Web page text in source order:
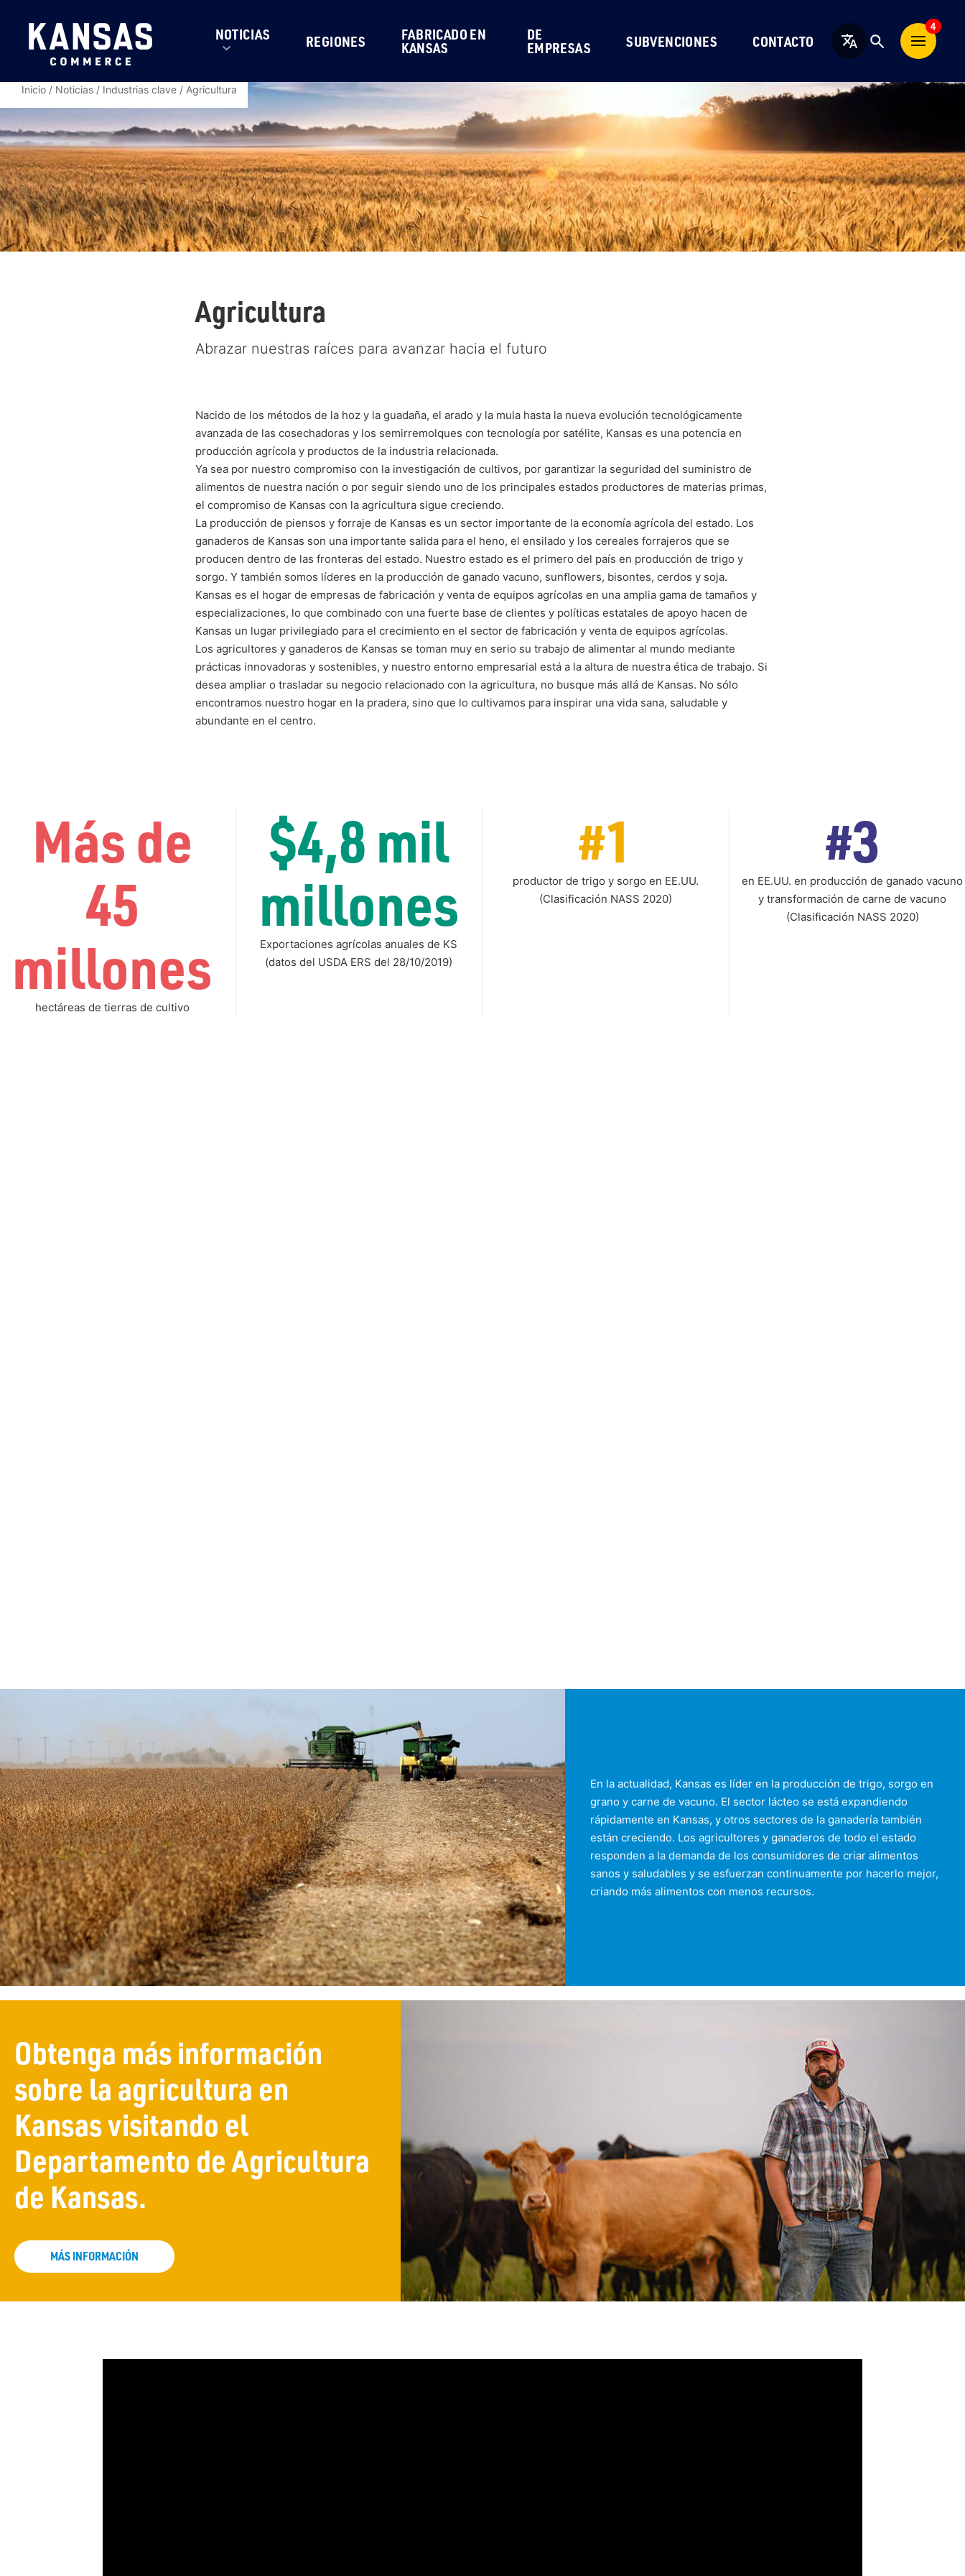
NOTICIAS REGIONES FABRICADO EN
KANSAS
DE
EMPRESAS SUBVENCIONES CONTACTO Español
4
Inicio / Noticias / Industrias clave / Agricultura
Agricultura
Abrazar nuestras raíces para avanzar hacia el futuro
Nacido de los métodos de la hoz y la guadaña, el arado y la mula hasta la nueva evolución tecnológicamente
avanzada de las cosechadoras y los semirremolques con tecnología por satélite, Kansas es una potencia en
producción agrícola y productos de la industria relacionada.
Ya sea por nuestro compromiso con la investigación de cultivos, por garantizar la seguridad del suministro de
alimentos de nuestra nación o por seguir siendo uno de los principales estados productores de materias primas,
el compromiso de Kansas con la agricultura sigue creciendo.
La producción de piensos y forraje de Kansas es un sector importante de la economía agrícola del estado. Los
ganaderos de Kansas son una importante salida para el heno, el ensilado y los cereales forrajeros que se
producen dentro de las fronteras del estado. Nuestro estado es el primero del país en producción de trigo y
sorgo. Y también somos líderes en la producción de ganado vacuno, sunﬂowers, bisontes, cerdos y soja.
Kansas es el hogar de empresas de fabricación y venta de equipos agrícolas en una amplia gama de tamaños y
especializaciones, lo que combinado con una fuerte base de clientes y políticas estatales de apoyo hacen de
Kansas un lugar privilegiado para el crecimiento en el sector de fabricación y venta de equipos agrícolas.
Los agricultores y ganaderos de Kansas se toman muy en serio su trabajo de alimentar al mundo mediante
prácticas innovadoras y sostenibles, y nuestro entorno empresarial está a la altura de nuestra ética de trabajo. Si
desea ampliar o trasladar su negocio relacionado con la agricultura, no busque más allá de Kansas. No sólo
encontramos nuestro hogar en la pradera, sino que lo cultivamos para inspirar una vida sana, saludable y
abundante en el centro.
Más de
45
millones
hectáreas de tierras de cultivo
$4,8 mil
millones
Exportaciones agrícolas anuales de KS
(datos del USDA ERS del 28/10/2019)
#1
productor de trigo y sorgo en EE.UU.
(Clasificación NASS 2020)
#3
en EE.UU. en producción de ganado vacuno
y transformación de carne de vacuno
(Clasificación NASS 2020)
En la actualidad, Kansas es líder en la producción de trigo, sorgo en
grano y carne de vacuno. El sector lácteo se está expandiendo
rápidamente en Kansas, y otros sectores de la ganadería también
están creciendo. Los agricultores y ganaderos de todo el estado
responden a la demanda de los consumidores de criar alimentos
sanos y saludables y se esfuerzan continuamente por hacerlo mejor,
criando más alimentos con menos recursos.
Obtenga más información
sobre la agricultura en
Kansas visitando el
Departamento de Agricultura
de Kansas.
MÁS INFORMACIÓN